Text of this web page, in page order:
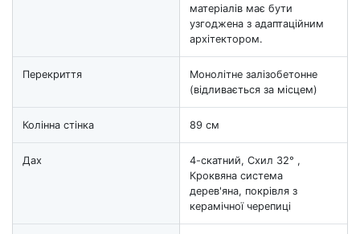
матеріалів має бути
узгоджена з адаптаційним
архітектором.
Перекриття
Монолітне залізобетонне
(відливається за місцем)
Колінна стінка 89 см
Дах
4-скатний, Схил 32° ,
Кроквяна система
дерев'яна, покрівля з
керамічної черепиці